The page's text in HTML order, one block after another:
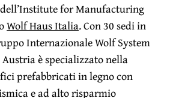
for Manufacturing
Wolf Haus Italia. Con 30 sedi in
Internazionale Wolf System
è specializzato nella
prefabbricati in legno con
e ad alto risparmio